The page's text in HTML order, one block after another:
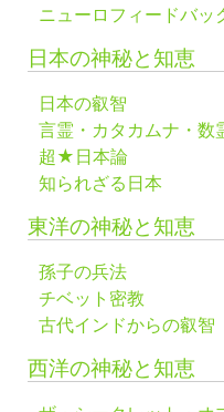
ニューロフィードバッ
日本の神秘と知恵
日本の叡智
言霊・カタカムナ・数
超★日本論
知られざる日本
東洋の神秘と知恵
孫子の兵法
チベット密教
古代インドからの叡智
西洋の神秘と知恵